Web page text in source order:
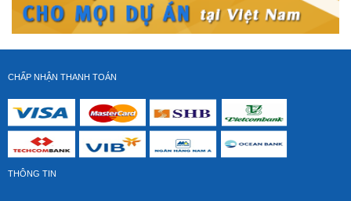
Dây HDMI Liton 1.5m
Giá gốc: 210 000 VNĐ
CHẤP NHẬN THANH TOÁN
THÔNG TIN